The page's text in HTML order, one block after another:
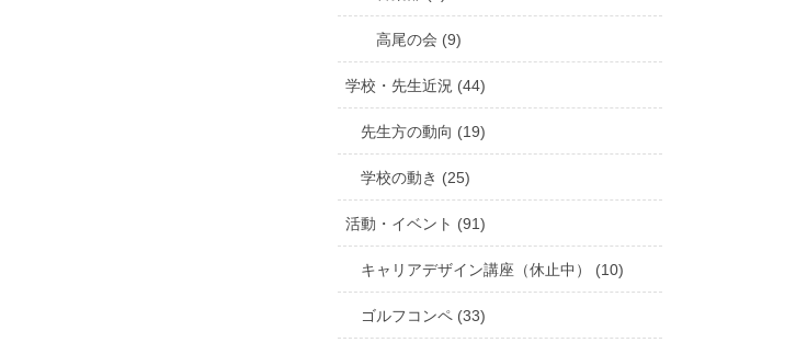
高尾の会 (9)
学校・先生近況 (44)
先生方の動向 (19)
学校の動き (25)
活動・イベント (91)
キャリアデザイン講座（休止中） (10)
ゴルフコンペ (33)